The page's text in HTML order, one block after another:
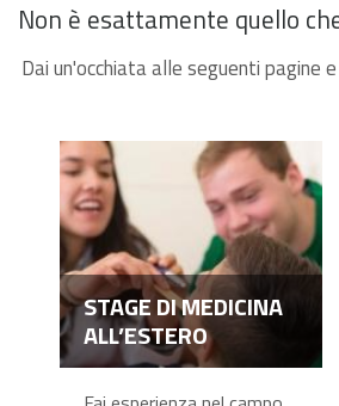
Non è esattamente quello
Dai un'occhiata alle seguenti pagine
STAGE DI MEDICINA
ALL’ESTERO